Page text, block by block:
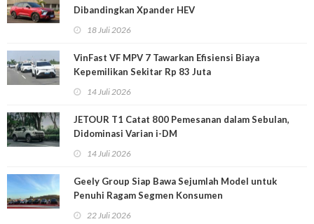
Dibandingkan Xpander HEV
18 Juli 2026
VinFast VF MPV 7 Tawarkan Efisiensi Biaya
Kepemilikan Sekitar Rp 83 Juta
14 Juli 2026
JETOUR T1 Catat 800 Pemesanan dalam Sebulan,
Didominasi Varian i-DM
14 Juli 2026
Geely Group Siap Bawa Sejumlah Model untuk
Penuhi Ragam Segmen Konsumen
22 Juli 2026